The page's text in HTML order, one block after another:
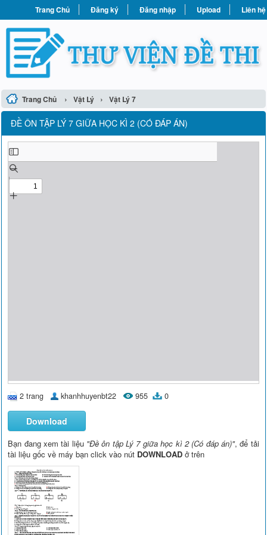
Trang Chủ Đăng ký Đăng nhập Upload Liên hệ
Trang Chủ › Vật Lý › Vật Lý 7
ĐỀ ÔN TẬP LÝ 7 GIỮA HỌC KÌ 2 (CÓ ĐÁP ÁN)
2 trang khanhhuyenbt22 955 0
Download
Bạn đang xem tài liệu "Đề ôn tập Lý 7 giữa học kì 2 (Có đáp án)", để tải
tài liệu gốc về máy bạn click vào nút DOWNLOAD ở trên